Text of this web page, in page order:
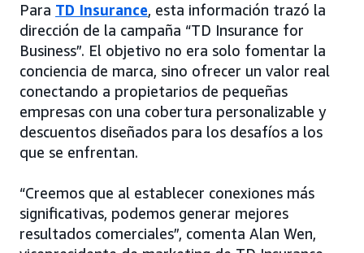
Para TD Insurance, esta información trazó la
dirección de la campaña “TD Insurance for
Business”. El objetivo no era solo fomentar la
conciencia de marca, sino ofrecer un valor real
conectando a propietarios de pequeñas
empresas con una cobertura personalizable y
descuentos diseñados para los desafíos a los
que se enfrentan.
“Creemos que al establecer conexiones más
significativas, podemos generar mejores
resultados comerciales”, comenta Alan Wen,